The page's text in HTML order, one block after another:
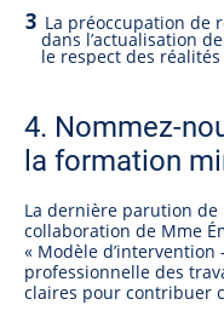
La préoccupation de
dans l’actualisation
le respect des
4. Nommez-
la formation
La dernière parution de
collaboration de Mme
« Modèle d’intervention
professionnelle des
claires pour contribuer